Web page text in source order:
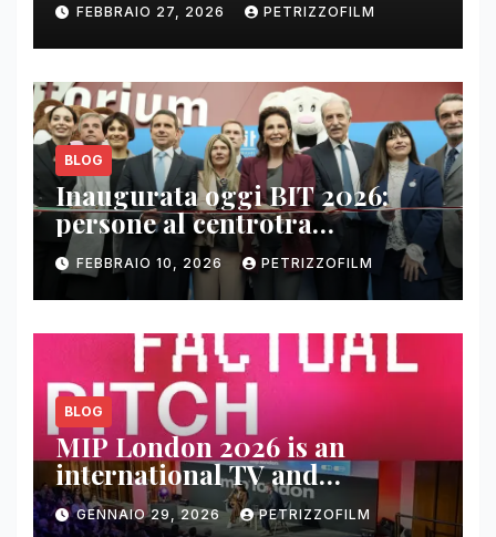
FEBBRAIO 27, 2026 PETRIZZOFILM
BLOG
Inaugurata oggi BIT 2026:
persone al centrotra
contenuti, relazioni e business
FEBBRAIO 10, 2026 PETRIZZOFILM
BLOG
MIP London 2026 is an
international TV and
streaming content market
GENNAIO 29, 2026 PETRIZZOFILM